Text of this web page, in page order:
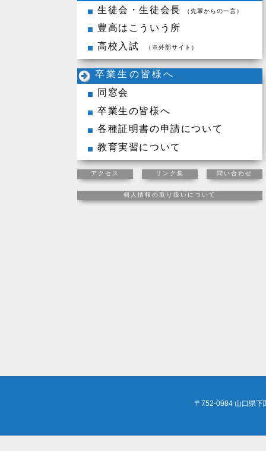
生徒会・生徒会長
（先輩からの一言）
豊高はこういう所
高校入試
（※外部サイト）
卒業生の皆様へ
同窓会
卒業生の皆様へ
各種証明書の申請について
教育実習について
アクセス リンク集 問い合わせ
個人情報の取り扱いについて
〒752-0984 山口県